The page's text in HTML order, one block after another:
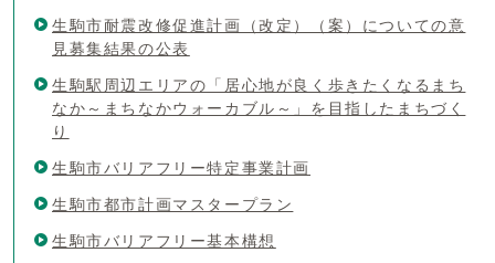
生駒市耐震改修促進計画（改定）（案）についての意
見募集結果の公表
生駒駅周辺エリアの「居心地が良く歩きたくなるまち
なか～まちなかウォーカブル～」を目指したまちづく
り
生駒市バリアフリー特定事業計画
生駒市都市計画マスタープラン
生駒市バリアフリー基本構想